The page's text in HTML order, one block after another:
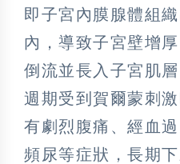
即子宮內膜腺體組
內，導致子宮壁增
倒流並長入子宮肌
週期受到賀爾蒙刺
有劇烈腹痛、經血
頻尿等症狀，長期